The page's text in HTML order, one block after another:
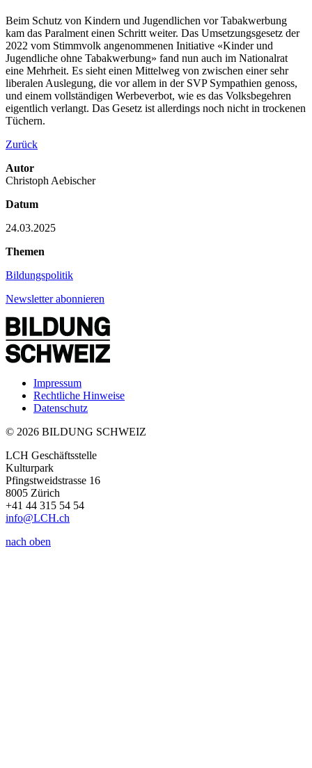
Beim Schutz von Kindern und Jugendlichen vor Tabakwerbung
kam das Paralment einen Schritt weiter. Das Umsetzungsgesetz der
2022 vom Stimmvolk angenommenen Initiative «Kinder und
Jugendliche ohne Tabakwerbung» fand nun auch im Nationalrat
eine Mehrheit. Es sieht einen Mittelweg von zwischen einer sehr
liberalen Auslegung, die vor allem in der SVP Sympathien genoss,
und einem vollständigen Werbeverbot, wie es das Volksbegehren
eigentlich verlangt. Das Gesetz ist allerdings noch nicht in trockenen
Tüchern.
Zurück
Autor
Christoph Aebischer
Datum
24.03.2025
Themen
Bildungspolitik
Newsletter abonnieren
Impressum
Rechtliche Hinweise
Datenschutz
© 2026 BILDUNG SCHWEIZ
LCH Geschäftsstelle
Kulturpark
Pfingstweidstrasse 16
8005 Zürich
+41 44 315 54 54
info@LCH.ch
nach oben